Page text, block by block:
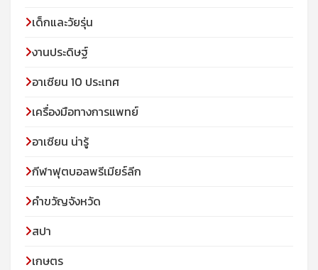
เด็กและวัยรุ่น
งานประดิษฐ์
อาเซียน 10 ประเทศ
เครื่องมือทางการแพทย์
อาเซียน น่ารู้
กีฬาฟุตบอลพรีเมียร์ลีก
คำขวัญจังหวัด
สปา
เกษตร